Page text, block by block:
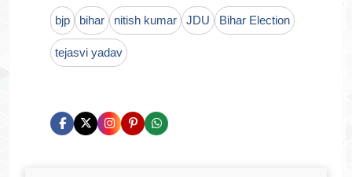
bjp bihar nitish kumar JDU Bihar Election
tejasvi yadav